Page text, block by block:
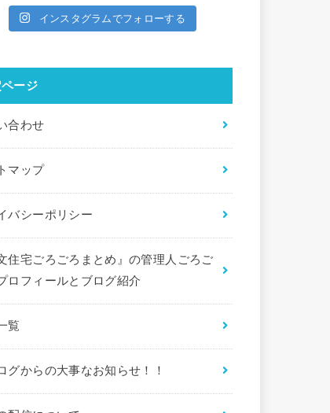
インスタグラムでフォローする
ページ
合わせ
マップ
バシーポリシー
住宅ごろごろまとめ』の管理人ごろご
ロフィールとブログ紹介
覧
グからの大事なお知らせ！！